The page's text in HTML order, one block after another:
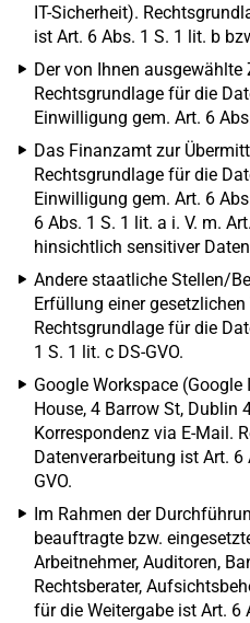
IT-Sicherheit).
ist Art. 6 Abs. 1 S. 1 lit. b
Der von Ihnen
Rechtsgrundlage für die
Einwilligung gem. Art. 6
Das Finanzamt zur
Rechtsgrundlage für die
Einwilligung gem. Art. 6
6 Abs. 1 S. 1 lit. a i. V. m.
hinsichtlich sensitiver
Andere staatliche Stellen/
Erfüllung einer
Rechtsgrundlage für die
1 S. 1 lit. c DS-GVO.
Google Workspace
House, 4 Barrow St, Dublin
Korrespondenz via E-Mail.
Datenverarbeitung ist Art.
GVO.
Im Rahmen der
beauftragte bzw.
Arbeitnehmer, Auditoren,
Rechtsberater,
für die Weitergabe ist Art. 6